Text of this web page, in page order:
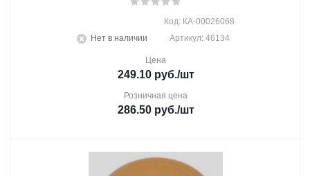
Нет в наличии
Код: КА-00026068
Артикул: 46134
Цена
249.10руб./шт
Розничная цена
286.50руб./шт